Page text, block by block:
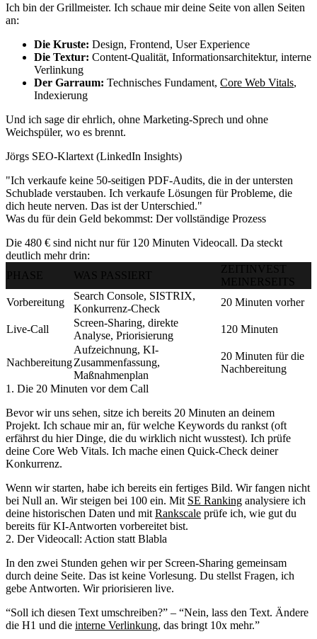
Ich bin der Grillmeister. Ich schaue mir deine Seite von allen Seiten
an:
Die Kruste: Design, Frontend, User Experience
Die Textur: Content-Qualität, Informationsarchitektur, interne
Verlinkung
Der Garraum: Technisches Fundament, Core Web Vitals,
Indexierung
Und ich sage dir ehrlich, ohne Marketing-Sprech und ohne
Weichspüler, wo es brennt.
Jörgs SEO-Klartext (LinkedIn Insights)
"Ich verkaufe keine 50-seitigen PDF-Audits, die in der untersten
Schublade verstauben. Ich verkaufe Lösungen für Probleme, die
dich heute nerven. Das ist der Unterschied."
Was du für dein Geld bekommst: Der vollständige Prozess
Die 480 € sind nicht nur für 120 Minuten Videocall. Da steckt
deutlich mehr drin:
PHASE
WAS PASSIERT
ZEITINVEST
MEINERSEITS
Vorbereitung
Search Console, SISTRIX,
Konkurrenz-Check
20 Minuten vorher
Live-Call
Screen-Sharing, direkte
Analyse, Priorisierung
120 Minuten
Nachbereitung
Aufzeichnung, KI-
Zusammenfassung,
Maßnahmenplan
20 Minuten für die
Nachbereitung
1. Die 20 Minuten vor dem Call
Bevor wir uns sehen, sitze ich bereits 20 Minuten an deinem
Projekt. Ich schaue mir an, für welche Keywords du rankst (oft
erfährst du hier Dinge, die du wirklich nicht wusstest). Ich prüfe
deine Core Web Vitals. Ich mache einen Quick-Check deiner
Konkurrenz.
Wenn wir starten, habe ich bereits ein fertiges Bild. Wir fangen nicht
bei Null an. Wir steigen bei 100 ein. Mit SE Ranking analysiere ich
deine historischen Daten und mit Rankscale prüfe ich, wie gut du
bereits für KI-Antworten vorbereitet bist.
2. Der Videocall: Action statt Blabla
In den zwei Stunden gehen wir per Screen-Sharing gemeinsam
durch deine Seite. Das ist keine Vorlesung. Du stellst Fragen, ich
gebe Antworten. Wir priorisieren live.
“Soll ich diesen Text umschreiben?” – “Nein, lass den Text. Ändere
die H1 und die interne Verlinkung, das bringt 10x mehr.”